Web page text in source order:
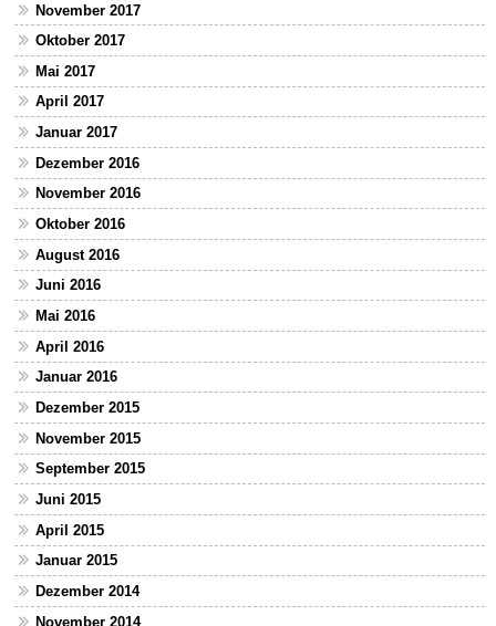
November 2017
Oktober 2017
Mai 2017
April 2017
Januar 2017
Dezember 2016
November 2016
Oktober 2016
August 2016
Juni 2016
Mai 2016
April 2016
Januar 2016
Dezember 2015
November 2015
September 2015
Juni 2015
April 2015
Januar 2015
Dezember 2014
November 2014